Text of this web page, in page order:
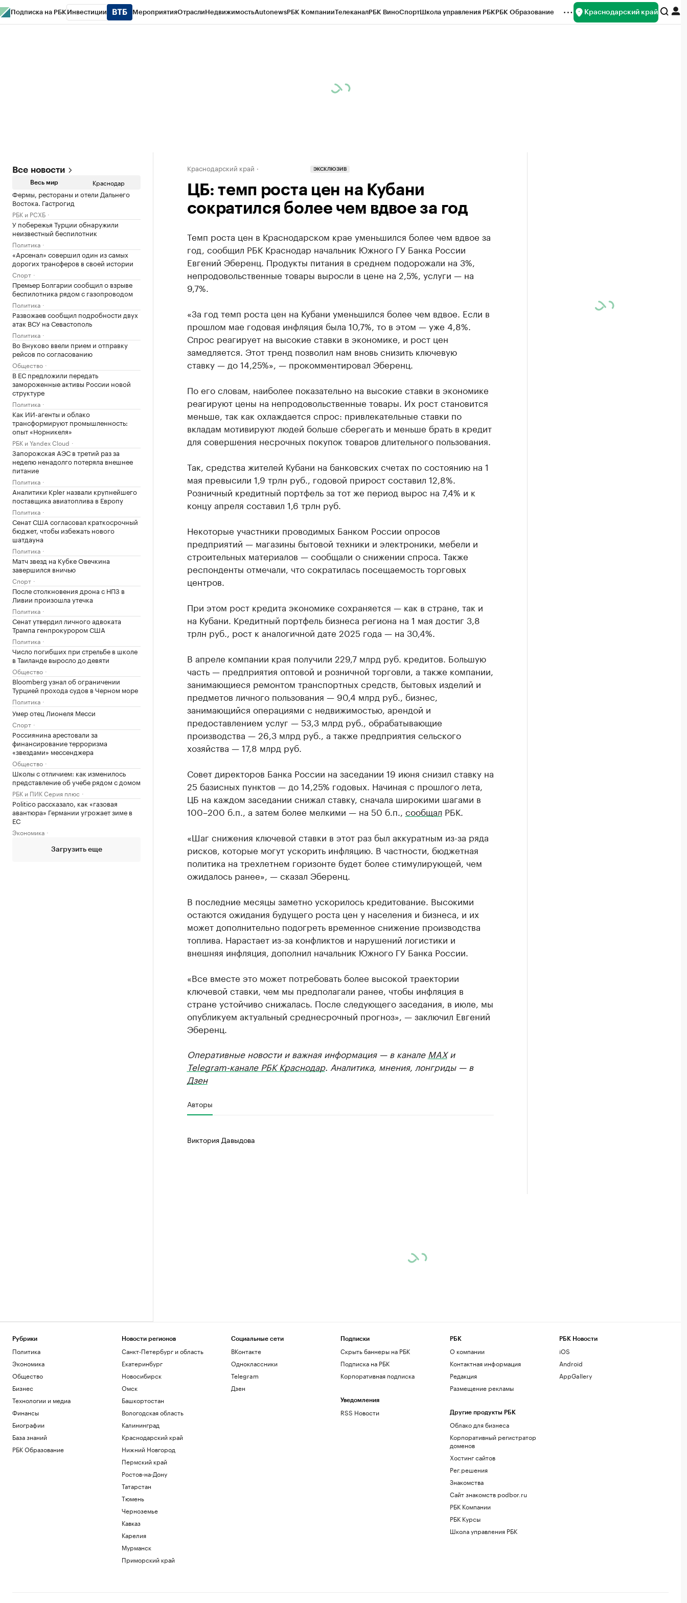
Подписка на РБК Инвестиции МероприятияОтраслиНедвижимостьAutonewsРБК КомпанииТелеканалРБК ВиноСпортШкола управления РБКРБК Образование Краснодарский край
Все новости
Весь мир Краснодар
Фермы, рестораны и отели Дальнего
Востока. Гастрогид
РБК и РСХБ
У побережья Турции обнаружили
неизвестный беспилотник
Политика
«Арсенал» совершил один из самых
дорогих трансферов в своей истории
Спорт
Премьер Болгарии сообщил о взрыве
беспилотника рядом с газопроводом
Политика
Развожаев сообщил подробности двух
атак ВСУ на Севастополь
Политика
Во Внуково ввели прием и отправку
рейсов по согласованию
Общество
В ЕС предложили передать
замороженные активы России новой
структуре
Политика
Как ИИ-агенты и облако
трансформируют промышленность:
опыт «Норникеля»
РБК и Yandex Cloud
Запорожская АЭС в третий раз за
неделю ненадолго потеряла внешнее
питание
Политика
Аналитики Kpler назвали крупнейшего
поставщика авиатоплива в Европу
Политика
Сенат США согласовал краткосрочный
бюджет, чтобы избежать нового
шатдауна
Политика
Матч звезд на Кубке Овечкина
завершился вничью
Спорт
После столкновения дрона с НПЗ в
Ливии произошла утечка
Политика
Сенат утвердил личного адвоката
Трампа генпрокурором США
Политика
Число погибших при стрельбе в школе
в Таиланде выросло до девяти
Общество
Bloomberg узнал об ограничении
Турцией прохода судов в Черном море
Политика
Умер отец Лионеля Месси
Спорт
Россиянина арестовали за
финансирование терроризма
«звездами» мессенджера
Общество
Школы с отличием: как изменилось
представление об учебе рядом с домом
РБК и ПИК Серия плюс
Politico рассказало, как «газовая
авантюра» Германии угрожает зиме в
ЕС
Экономика
Загрузить еще
Краснодарский край ЭКСКЛЮЗИВ
ЦБ: темп роста цен на Кубани
сократился более чем вдвое за год
Темп роста цен в Краснодарском крае уменьшился более чем вдвое за
год, сообщил РБК Краснодар начальник Южного ГУ Банка России
Евгений Эберенц. Продукты питания в среднем подорожали на 3%,
непродовольственные товары выросли в цене на 2,5%, услуги — на
9,7%.
«За год темп роста цен на Кубани уменьшился более чем вдвое. Если в
прошлом мае годовая инфляция была 10,7%, то в этом — уже 4,8%.
Спрос реагирует на высокие ставки в экономике, и рост цен
замедляется. Этот тренд позволил нам вновь снизить ключевую
ставку — до 14,25%», — прокомментировал Эберенц.
По его словам, наиболее показательно на высокие ставки в экономике
реагируют цены на непродовольственные товары. Их рост становится
меньше, так как охлаждается спрос: привлекательные ставки по
вкладам мотивируют людей больше сберегать и меньше брать в кредит
для совершения несрочных покупок товаров длительного пользования.
Так, средства жителей Кубани на банковских счетах по состоянию на 1
мая превысили 1,9 трлн руб., годовой прирост составил 12,8%.
Розничный кредитный портфель за тот же период вырос на 7,4% и к
концу апреля составил 1,6 трлн руб.
Некоторые участники проводимых Банком России опросов
предприятий — магазины бытовой техники и электроники, мебели и
строительных материалов — сообщали о снижении спроса. Также
респонденты отмечали, что сократилась посещаемость торговых
центров.
При этом рост кредита экономике сохраняется — как в стране, так и
на Кубани. Кредитный портфель бизнеса региона на 1 мая достиг 3,8
трлн руб., рост к аналогичной дате 2025 года — на 30,4%.
В апреле компании края получили 229,7 млрд руб. кредитов. Большую
часть — предприятия оптовой и розничной торговли, а также компании,
занимающиеся ремонтом транспортных средств, бытовых изделий и
предметов личного пользования — 90,4 млрд руб., бизнес,
занимающийся операциями с недвижимостью, арендой и
предоставлением услуг — 53,3 млрд руб., обрабатывающие
производства — 26,3 млрд руб., а также предприятия сельского
хозяйства — 17,8 млрд руб.
Совет директоров Банка России на заседании 19 июня снизил ставку на
25 базисных пунктов — до 14,25% годовых. Начиная с прошлого лета,
ЦБ на каждом заседании снижал ставку, сначала широкими шагами в
100–200 б.п., а затем более мелкими — на 50 б.п., сообщал РБК.
«Шаг снижения ключевой ставки в этот раз был аккуратным из-за ряда
рисков, которые могут ускорить инфляцию. В частности, бюджетная
политика на трехлетнем горизонте будет более стимулирующей, чем
ожидалось ранее», — сказал Эберенц.
В последние месяцы заметно ускорилось кредитование. Высокими
остаются ожидания будущего роста цен у населения и бизнеса, и их
может дополнительно подогреть временное снижение производства
топлива. Нарастает из-за конфликтов и нарушений логистики и
внешняя инфляция, дополнил начальник Южного ГУ Банка России.
«Все вместе это может потребовать более высокой траектории
ключевой ставки, чем мы предполагали ранее, чтобы инфляция в
стране устойчиво снижалась. После следующего заседания, в июле, мы
опубликуем актуальный среднесрочный прогноз», — заключил Евгений
Эберенц.
Оперативные новости и важная информация — в канале MAXи
Telegram-канале РБК Краснодар. Аналитика, мнения, лонгриды — в
Дзен
Авторы
Виктория Давыдова
Рубрики
Политика
Экономика
Общество
Бизнес
Технологии и медиа
Финансы
Биографии
База знаний
РБК Образование
Новости регионов
Санкт-Петербург и область
Екатеринбург
Новосибирск
Омск
Башкортостан
Вологодская область
Калининград
Краснодарский край
Нижний Новгород
Пермский край
Ростов-на-Дону
Татарстан
Тюмень
Черноземье
Кавказ
Карелия
Мурманск
Приморский край
Социальные сети
ВКонтакте
Одноклассники
Telegram
Дзен
Подписки
Скрыть баннеры на РБК
Подписка на РБК
Корпоративная подписка
Уведомления
RSS Новости
РБК
О компании
Контактная информация
Редакция
Размещение рекламы
Другие продукты РБК
Облако для бизнеса
Корпоративный регистратор
доменов
Хостинг сайтов
Рег.решения
Знакомства
Сайт знакомств podbor.ru
РБК Компании
РБК Курсы
Школа управления РБК
РБК Новости
iOS
Android
AppGallery